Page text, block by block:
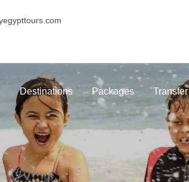
Destinations Packages Transfer